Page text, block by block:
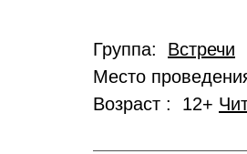
Группа: Встречи
Место
Возраст : 12+